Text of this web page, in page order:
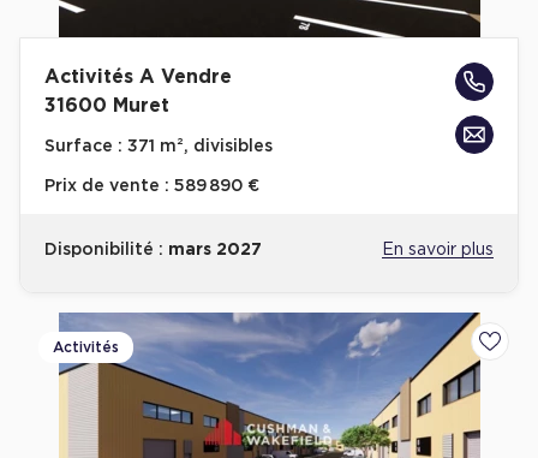
Activités A Vendre
31600 Muret
Surface : 371 m², divisibles
Prix de vente : 589 890 €
Disponibilité : mars 2027 En savoir plus
Activités